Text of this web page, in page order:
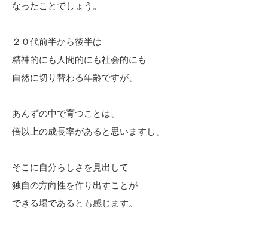
なったことでしょう。
２０代前半から後半は
精神的にも人間的にも社会的にも
自然に切り替わる年齢ですが、
あんずの中で育つことは、
倍以上の成長率があると思いますし、
そこに自分らしさを見出して
独自の方向性を作り出すことが
できる場であるとも感じます。